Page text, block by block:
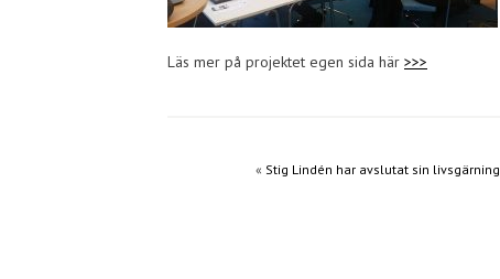
Läs mer på projektet egen sida här >>>
« Stig Lindén har avslutat sin livsgärning